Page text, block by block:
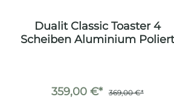
Dualit Classic Toaster 4
Scheiben Aluminium Poliert
359,00 €* 369,00 €*